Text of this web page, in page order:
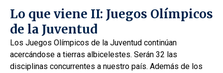
Lo que viene II: Juegos Olímpicos
de la Juventud
Los Juegos Olímpicos de la Juventud continúan
acercándose a tierras albicelestes. Serán 32 las
disciplinas concurrentes a nuestro país. Además de los